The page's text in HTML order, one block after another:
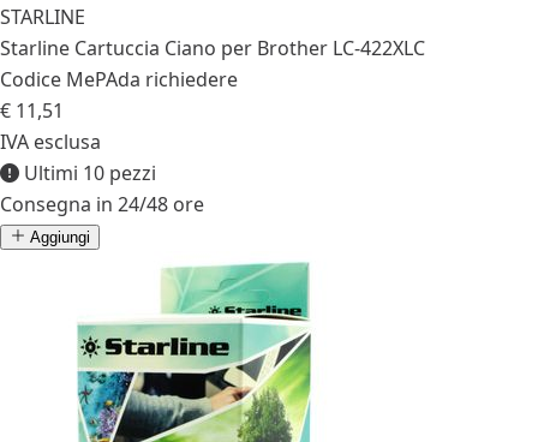
STARLINE
Starline Cartuccia Ciano per Brother LC-422XLC
Codice MePAda richiedere
€ 11,51
IVA esclusa
Ultimi 10 pezzi
Consegna in 24/48 ore
Aggiungi